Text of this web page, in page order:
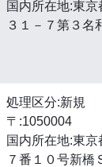
国内所在地:東京
３１－７第３名
処理区分:新規
〒:1050004
国内所在地:東京
７番１０号新橋